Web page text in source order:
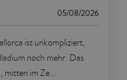
05/08/2026
ist unkompliziert,
noch mehr. Das
mitten im Ze...